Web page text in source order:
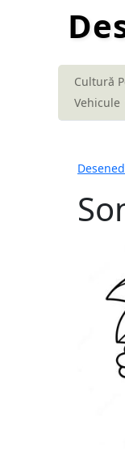
Cultură
Vehicule